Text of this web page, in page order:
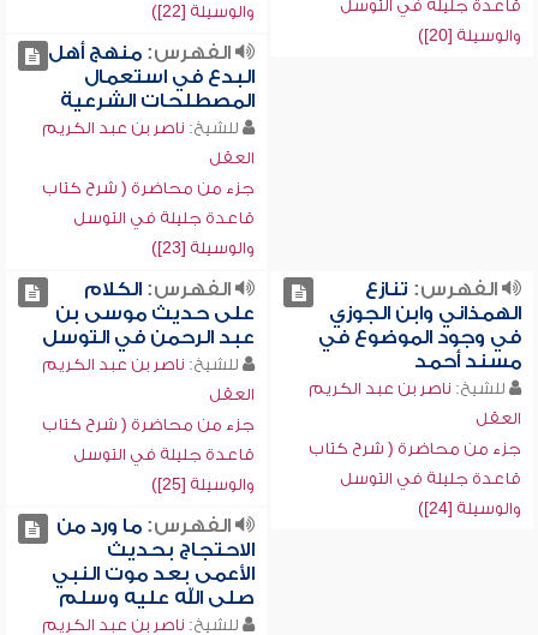
قاعدة جليلة في التوسل
والوسيلة [20])
والوسيلة [22])
الفهرس:منهج أهل
البدع في استعمال
المصطلحات الشرعية
للشيخ: ناصر بن عبد الكريم
العقل
جزء من محاضرة ( شرح كتاب
قاعدة جليلة في التوسل
والوسيلة [23])
الفهرس: تنازع
الهمذاني وابن الجوزي
في وجود الموضوع في
مسند أحمد
للشيخ: ناصر بن عبد الكريم
العقل
جزء من محاضرة ( شرح كتاب
قاعدة جليلة في التوسل
والوسيلة [24])
الفهرس:الكلام
على حديث موسى بن
عبد الرحمن في التوسل
للشيخ: ناصر بن عبد الكريم
العقل
جزء من محاضرة ( شرح كتاب
قاعدة جليلة في التوسل
والوسيلة [25])
الفهرس:ما ورد من
الاحتجاج بحديث
الأعمى بعد موت النبي
صلى الله عليه وسلم
للشيخ: ناصر بن عبد الكريم